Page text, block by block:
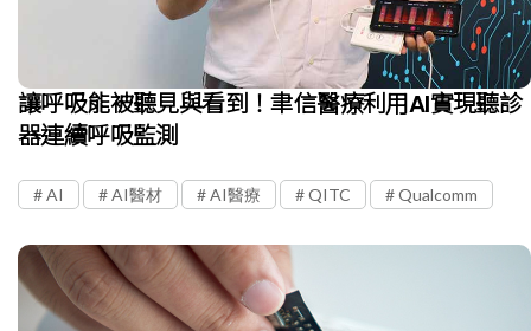
讓呼吸能被聽見與看到！聿信醫療利用AI實現聽診
器連續呼吸監測
AI AI醫材 AI醫療 QITC Qualcomm